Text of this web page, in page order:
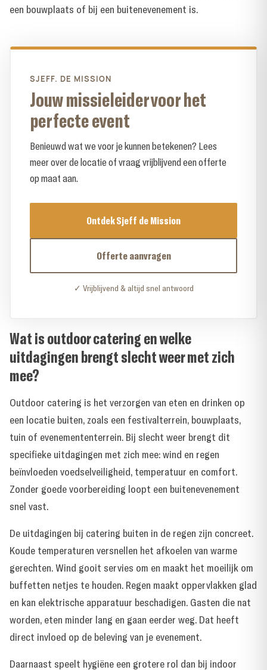
een bouwplaats of bij een buitenevenement is.
SJEFF. DE MISSION
Jouw missieleider voor het
perfecte event
Benieuwd wat we voor je kunnen betekenen? Lees
meer over de locatie of vraag vrijblijvend een offerte
op maat aan.
Ontdek Sjeff de Mission
Offerte aanvragen
✓ Vrijblijvend & altijd snel antwoord
Wat is outdoor catering en welke
uitdagingen brengt slecht weer met zich
mee?
Outdoor catering is het verzorgen van eten en drinken op
een locatie buiten, zoals een festivalterrein, bouwplaats,
tuin of evenemententerrein. Bij slecht weer brengt dit
specifieke uitdagingen met zich mee: wind en regen
beïnvloeden voedselveiligheid, temperatuur en comfort.
Zonder goede voorbereiding loopt een buitenevenement
snel vast.
De uitdagingen bij catering buiten in de regen zijn concreet.
Koude temperaturen versnellen het afkoelen van warme
gerechten. Wind gooit servies om en maakt het moeilijk om
buffetten netjes te houden. Regen maakt oppervlakken glad
en kan elektrische apparatuur beschadigen. Gasten die nat
worden, eten minder lang en gaan eerder weg. Dat heeft
direct invloed op de beleving van je evenement.
Daarnaast speelt hygiëne een grotere rol dan bij indoor